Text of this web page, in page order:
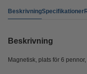
BeskrivningSpecifikationer
Beskrivning
Magnetisk, plats för 6